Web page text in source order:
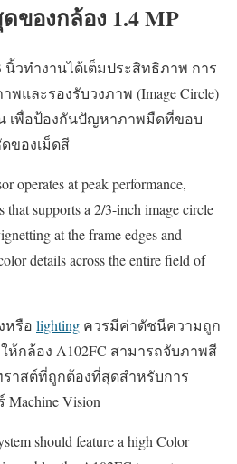
ของกล้อง 1.4 MP
นิ้วทำงานได้เต็มประสิทธิภาพ การ
และรองรับวงภาพ (Image Circle)
เพื่อป้องกันปัญหาภาพมืดที่ขอบ
ของเม็ดสี
operates at peak performance,
that supports a 2/3-inch image circle
at the frame edges and
details across the entire field of
หรือ lighting ควรมีค่าดัชนีความถูก
ห้กล้อง A102FC สามารถจับภาพสี
าสต์ที่ถูกต้องที่สุดสำหรับการ
Vision
should feature a high Color